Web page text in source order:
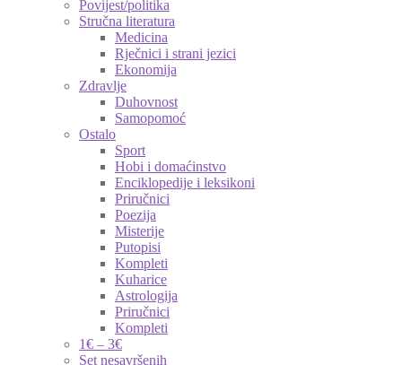
Povijest/politika
Stručna literatura
Medicina
Rječnici i strani jezici
Ekonomija
Zdravlje
Duhovnost
Samopomoć
Ostalo
Sport
Hobi i domaćinstvo
Enciklopedije i leksikoni
Priručnici
Poezija
Misterije
Putopisi
Kompleti
Kuharice
Astrologija
Priručnici
Kompleti
1€ – 3€
Set nesavršenih